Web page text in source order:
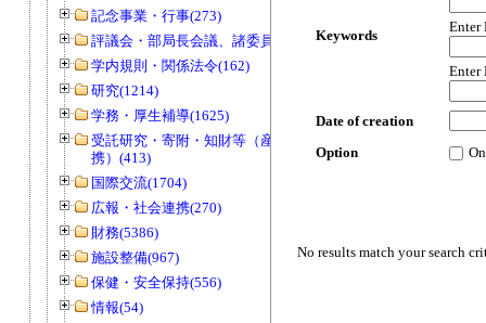
記念事業・行事(273)
評議会・部局長会議、諸委員会等(1466)
学内規則・関係法令(162)
研究(1214)
学務・厚生補導(1625)
受託研究・寄附・知財等（産官学連
携）(413)
国際交流(1704)
広報・社会連携(270)
財務(5386)
施設整備(967)
保健・安全保持(556)
情報(54)
Keywords
Enter
Enter
Date of creation
Option
No results match your search